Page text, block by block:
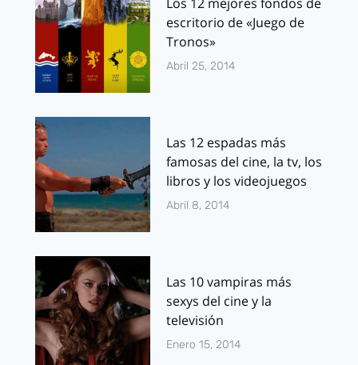
escritorio de «Juego de
Tronos»
Abril 25, 2014
Las 12 espadas más
famosas del cine, la tv, los
libros y los videojuegos
Abril 8, 2014
Las 10 vampiras más
sexys del cine y la
televisión
Enero 15, 2014